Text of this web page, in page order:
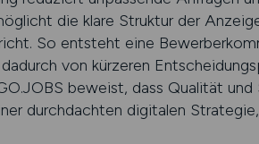
die klare Struktur der
So entsteht eine
von kürzeren
beweist, dass Qualität
durchdachten digitalen